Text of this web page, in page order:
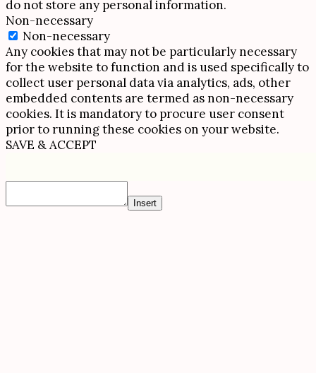
do not store any personal information.
Non-necessary
Non-necessary
Any cookies that may not be particularly necessary
for the website to function and is used specifically to
collect user personal data via analytics, ads, other
embedded contents are termed as non-necessary
cookies. It is mandatory to procure user consent
prior to running these cookies on your website.
SAVE & ACCEPT
Insert